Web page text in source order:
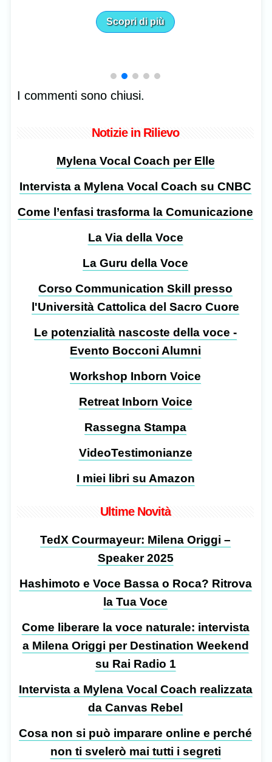
Scopri di più
I commenti sono chiusi.
Notizie in Rilievo
Mylena Vocal Coach per Elle
Intervista a Mylena Vocal Coach su CNBC
Come l’enfasi trasforma la Comunicazione
La Via della Voce
La Guru della Voce
Corso Communication Skill presso
l'Università Cattolica del Sacro Cuore
Le potenzialità nascoste della voce -
Evento Bocconi Alumni
Workshop Inborn Voice
Retreat Inborn Voice
Rassegna Stampa
VideoTestimonianze
I miei libri su Amazon
Ultime Novità
TedX Courmayeur: Milena Origgi –
Speaker 2025
Hashimoto e Voce Bassa o Roca? Ritrova
la Tua Voce
Come liberare la voce naturale: intervista
a Milena Origgi per Destination Weekend
su Rai Radio 1
Intervista a Mylena Vocal Coach realizzata
da Canvas Rebel
Cosa non si può imparare online e perché
non ti svelerò mai tutti i segreti